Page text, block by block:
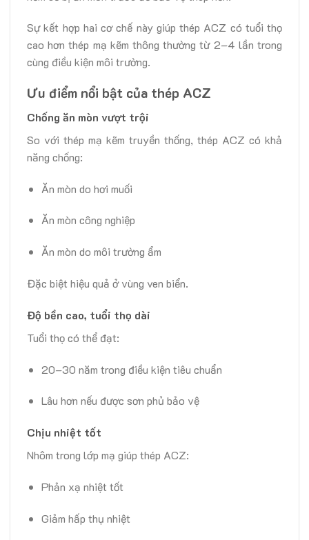
Sự kết hợp hai cơ chế này giúp thép ACZ có tuổi thọ
cao hơn thép mạ kẽm thông thường từ 2–4 lần trong
cùng điều kiện môi trường.
Ưu điểm nổi bật của thép ACZ
Chống ăn mòn vượt trội
So với thép mạ kẽm truyền thống, thép ACZ có khả
năng chống:
Ăn mòn do hơi muối
Ăn mòn công nghiệp
Ăn mòn do môi trường ẩm
Đặc biệt hiệu quả ở vùng ven biển.
Độ bền cao, tuổi thọ dài
Tuổi thọ có thể đạt:
20–30 năm trong điều kiện tiêu chuẩn
Lâu hơn nếu được sơn phủ bảo vệ
Chịu nhiệt tốt
Nhôm trong lớp mạ giúp thép ACZ:
Phản xạ nhiệt tốt
Giảm hấp thụ nhiệt